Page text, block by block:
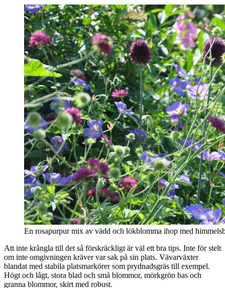
En rosapurpur mix av vädd och lökblomma ihop med
Att inte krångla till det så förskräckligt är väl ett bra tips. Inte för stelt
om inte omgivningen kräver var sak på sin plats. Vävarväxter
blandat med stabila platsmarkörer som prydnadsgräs till exempel.
Högt och lågt, stora blad och små blommor, mörkgrön bas och
granna blommor, skirt med robust.